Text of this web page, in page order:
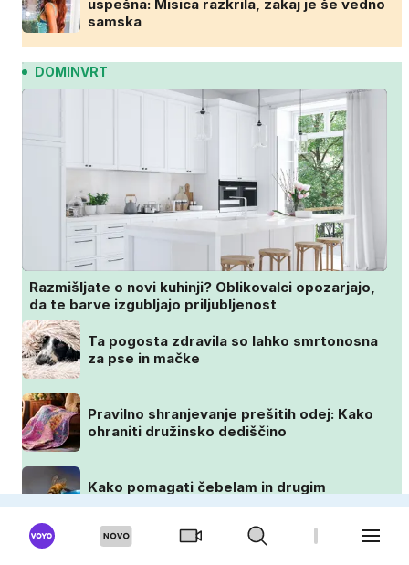
uspešna: Misica razkrila, zakaj je še vedno
samska
DOMINVRT
Razmišljate o novi kuhinji? Oblikovalci opozarjajo,
da te barve izgubljajo priljubljenost
Ta pogosta zdravila so lahko smrtonosna
za pse in mačke
Pravilno shranjevanje prešitih odej: Kako
ohraniti družinsko dediščino
Kako pomagati čebelam in drugim
opraševalcem med vročinskim valom?